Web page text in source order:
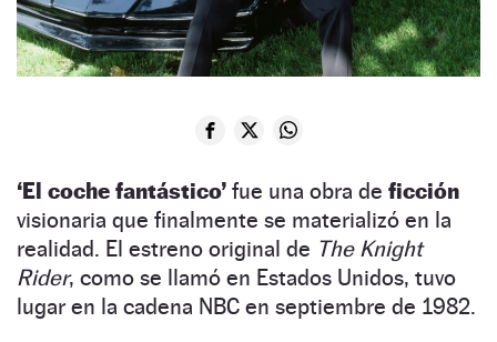
‘El coche fantástico’ fue una obra de ficción
visionaria que finalmente se materializó en la
realidad. El estreno original de The Knight
Rider, como se llamó en Estados Unidos, tuvo
lugar en la cadena NBC en septiembre de 1982.